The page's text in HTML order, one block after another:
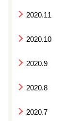
2020.11
2020.10
2020.9
2020.8
2020.7